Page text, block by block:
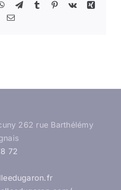
WhatsApp
TelegramTumblr Pinterest
Vk
Xing
Email
262 rue Barthélémy
72